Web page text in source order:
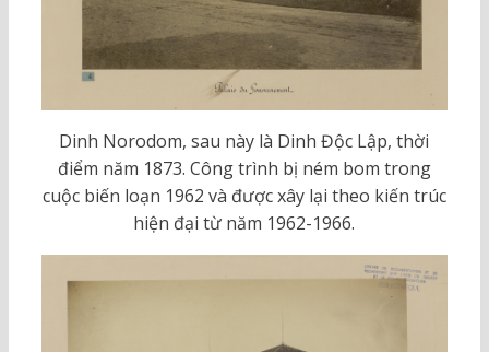
Dinh Norodom, sau này là Dinh Độc Lập, thời
điểm năm 1873. Công trình bị ném bom trong
cuộc biến loạn 1962 và được xây lại theo kiến trúc
hiện đại từ năm 1962-1966.